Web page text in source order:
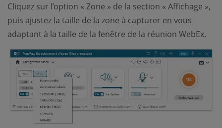
Cliquez sur l’option « Zone » de la section « Affichage »,
puis ajustez la taille de la zone à capturer en vous
adaptant à la taille de la fenêtre de la réunion WebEx.